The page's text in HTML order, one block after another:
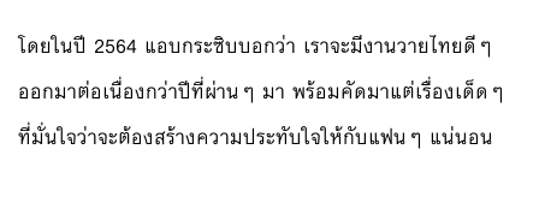
โดยในปี 2564 แอบกระซิบบอกว่า เราจะมีงานวายไทยดีๆ
ออกมาต่อเนื่องกว่าปีที่ผ่านๆ มา พร้อมคัดมาแต่เรื่องเด็ดๆ
ที่มั่นใจว่าจะต้องสร้างความประทับใจให้กับแฟนๆ แน่นอน